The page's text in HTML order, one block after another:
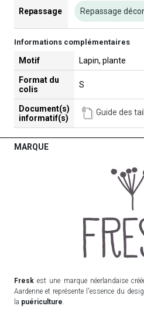
Repassage Repassage
Informations complémentaires
Motif Lapin, plante
Format du
colis
S
Document(s)
informatif(s)
Guide des
MARQUE
Freskest une marque néerlandaise
Aardenne et représente l'essence du
la puériculture